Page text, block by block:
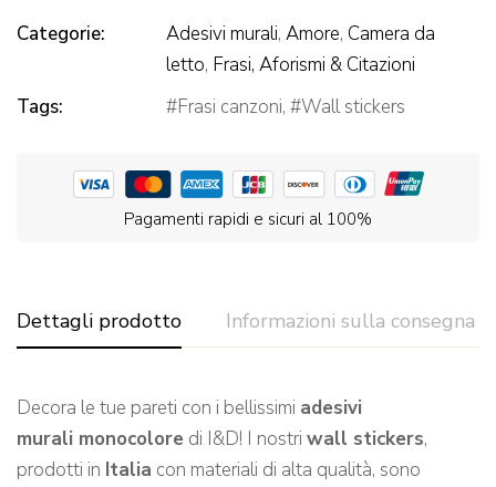
Categorie:
Adesivi murali, Amore, Camera da
letto, Frasi, Aforismi & Citazioni
Tags:
Frasi canzoni, Wall stickers
Pagamenti rapidi e sicuri al 100%
Dettagli prodotto Informazioni sulla consegna
Decora le tue pareti con i bellissimi adesivi
murali monocolore di I&D! I nostri wall stickers,
prodotti in Italia con materiali di alta qualità, sono